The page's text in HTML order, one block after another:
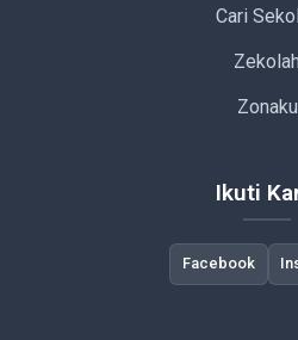
Cari
Zekolah
Zonaku
Ikuti
Facebook